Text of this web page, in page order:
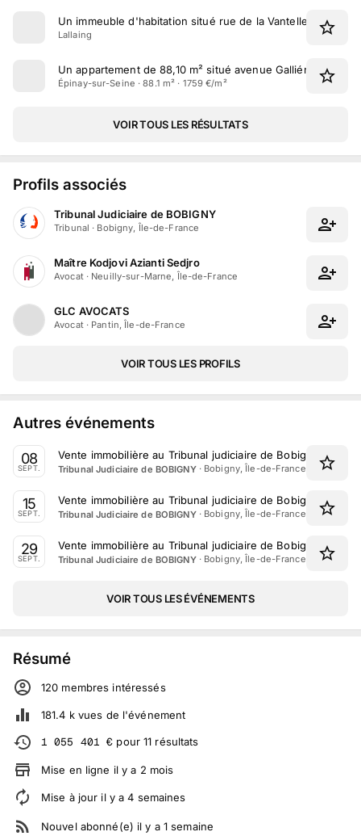
Un immeuble d'habitation situé rue de la Vantelle à Lallaing
Lallaing
Un appartement de 88,10 m² situé avenue Galliéni à
Épinay-sur-Seine · 88.1 m² · 1759 €/m²
VOIR TOUS LES RÉSULTATS
Profils associés
Tribunal Judiciaire de BOBIGNY
Tribunal · Bobigny, Île-de-France
Maître Kodjovi Azianti Sedjro
Avocat· Neuilly-sur-Marne, Île-de-France
GLC AVOCATS
Avocat· Pantin, Île-de-France
VOIR TOUS LES PROFILS
Autres événements
08
SEPT.
Vente immobilière au Tribunal judiciaire de Bobigny le 8
Tribunal Judiciaire de BOBIGNY· Bobigny, Île-de-France
15
SEPT.
Vente immobilière au Tribunal judiciaire de Bobigny le 15
Tribunal Judiciaire de BOBIGNY· Bobigny, Île-de-France
29
SEPT.
Vente immobilière au Tribunal judiciaire de Bobigny le 29
Tribunal Judiciaire de BOBIGNY· Bobigny, Île-de-France
VOIR TOUS LES ÉVÉNEMENTS
Résumé
120 membres intéressés
181.4 kvues de l'événement
1 055 401 € pour11 résultats
Mise en ligne il y a 2 mois
Mise à jour il y a4 semaines
Nouvel abonné(e) il y a 1 semaine